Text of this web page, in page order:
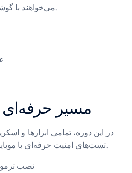
می‌خواهند با گوشی هوشمند خود فعالیت کنند.
مسیر
در این دوره، تمامی ابزارها و
تست‌های امنیت حرفه‌ای با موبایل را به شما معرفی می‌کنیم.
نصب